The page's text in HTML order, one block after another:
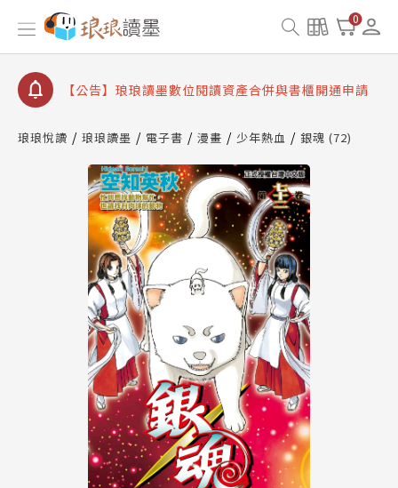
0
查詢
【公告】因 Readmoo 讀墨系統維護中，本站同步暫
停部分閱讀服務
【公告】琅琅讀墨數位閱讀資產合併與書櫃開通申請
【公告】琅琅讀墨 3 分鐘完成書櫃開通與資產合併申
請圖文教學
【公告】琅琅書店服務升級重要說明及資產合併結果
查詢
【公告】因 Readmoo 讀墨系統維護中，本站同步暫
停部分閱讀服務
琅琅悅讀 琅琅讀墨 電子書 漫畫 少年熱血 銀魂 (72)